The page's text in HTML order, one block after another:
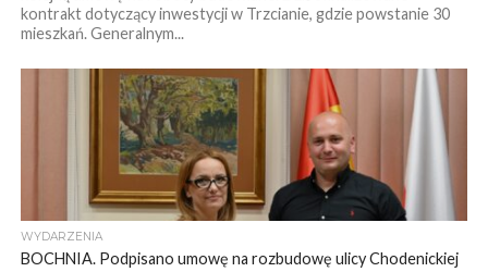
kontrakt dotyczący inwestycji w Trzcianie, gdzie powstanie 30
mieszkań. Generalnym...
WYDARZENIA
BOCHNIA. Podpisano umowę na rozbudowę ulicy Chodenickiej